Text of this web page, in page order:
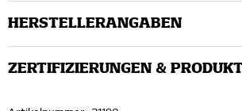
HERSTELLERANGABEN
ZERTIFIZIERUNGEN &